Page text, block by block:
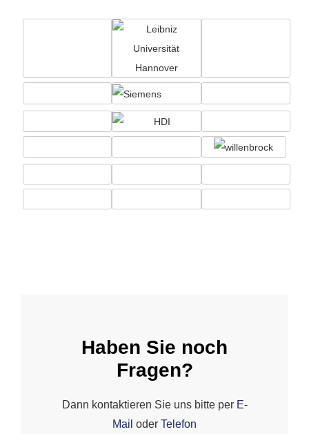
Haben Sie noch
Fragen?
Dann kontaktieren Sie uns bitte per E-
Mail oder Telefon